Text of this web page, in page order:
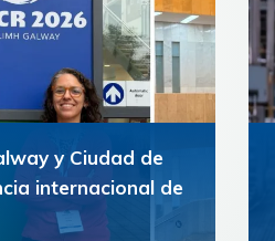
y Ciudad de
internacional de